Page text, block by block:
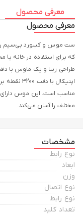
معرفی محصول
معرفی محصول
که برای استفاده در خانه
اپتیکال
مناسب است. این موس
مختلف را آسان می‌کند.
مشخصات
نوع رابط
ابعاد
وزن
نوع اتصال
نوع رابط
تعداد کلید